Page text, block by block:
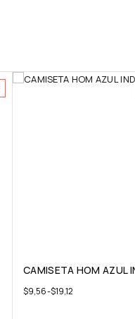
CAMISETA HOM AZUL
$9,56-$19,12